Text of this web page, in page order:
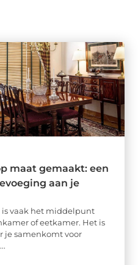
maat gemaakt: een
aan je
is vaak het middelpunt
of eetkamer. Het is
je samenkomt voor